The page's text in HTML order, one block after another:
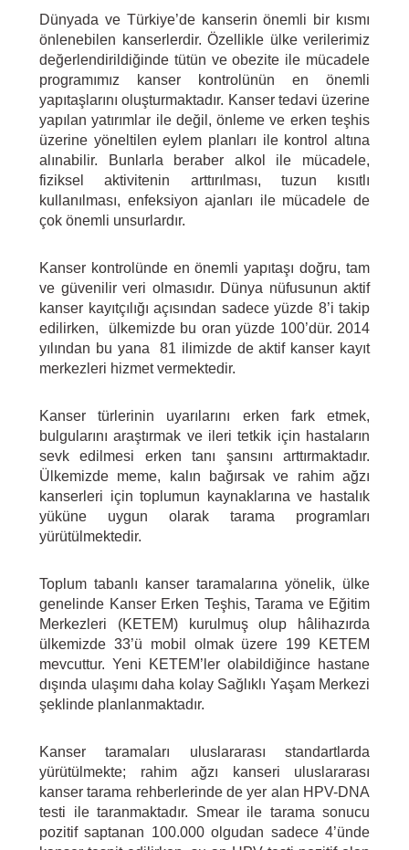
Dünyada ve Türkiye’de kanserin önemli bir kısmı
önlenebilen kanserlerdir. Özellikle ülke verilerimiz
değerlendirildiğinde tütün ve obezite ile mücadele
programımız kanser kontrolünün en önemli
yapıtaşlarını oluşturmaktadır. Kanser tedavi üzerine
yapılan yatırımlar ile değil, önleme ve erken teşhis
üzerine yöneltilen eylem planları ile kontrol altına
alınabilir. Bunlarla beraber alkol ile mücadele,
fiziksel aktivitenin arttırılması, tuzun kısıtlı
kullanılması, enfeksiyon ajanları ile mücadele de
çok önemli unsurlardır.
Kanser kontrolünde en önemli yapıtaşı doğru, tam
ve güvenilir veri olmasıdır. Dünya nüfusunun aktif
kanser kayıtçılığı açısından sadece yüzde 8’i takip
edilirken, ülkemizde bu oran yüzde 100’dür. 2014
yılından bu yana 81 ilimizde de aktif kanser kayıt
merkezleri hizmet vermektedir.
Kanser türlerinin uyarılarını erken fark etmek,
bulgularını araştırmak ve ileri tetkik için hastaların
sevk edilmesi erken tanı şansını arttırmaktadır.
Ülkemizde meme, kalın bağırsak ve rahim ağzı
kanserleri için toplumun kaynaklarına ve hastalık
yüküne uygun olarak tarama programları
yürütülmektedir.
Toplum tabanlı kanser taramalarına yönelik, ülke
genelinde Kanser Erken Teşhis, Tarama ve Eğitim
Merkezleri (KETEM) kurulmuş olup hâlihazırda
ülkemizde 33’ü mobil olmak üzere 199 KETEM
mevcuttur. Yeni KETEM’ler olabildiğince hastane
dışında ulaşımı daha kolay Sağlıklı Yaşam Merkezi
şeklinde planlanmaktadır.
Kanser taramaları uluslararası standartlarda
yürütülmekte; rahim ağzı kanseri uluslararası
kanser tarama rehberlerinde de yer alan HPV-DNA
testi ile taranmaktadır. Smear ile tarama sonucu
pozitif saptanan 100.000 olgudan sadece 4’ünde